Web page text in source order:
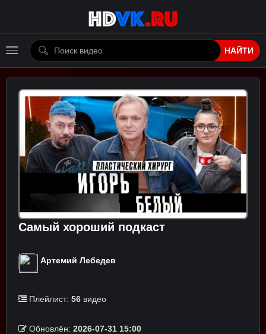
НАЙТИ
Самый хороший подкаст
Артемий Лебедев
Плейлист: 56 видео
Обновлён: 2026-07-31 15:00